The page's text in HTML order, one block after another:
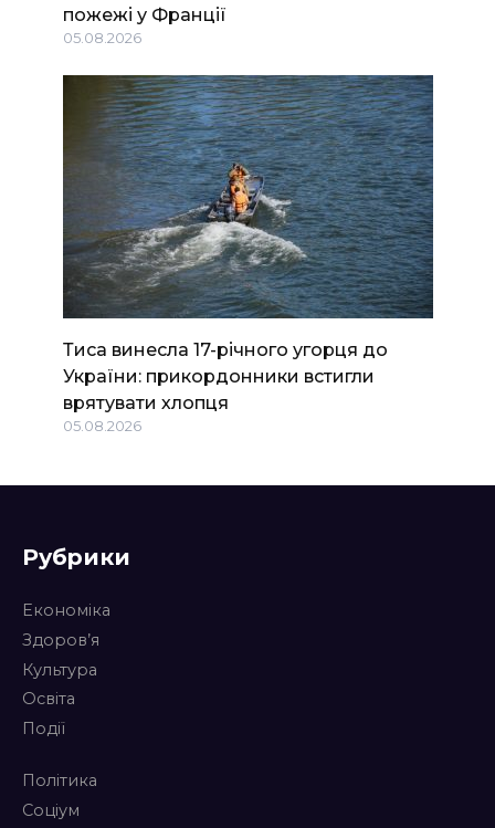
пожежі у Франції
05.08.2026
Тиса винесла 17-річного угорця до
України: прикордонники встигли
врятувати хлопця
05.08.2026
Рубрики
Економіка
Здоров’я
Культура
Освіта
Події
Політика
Соціум